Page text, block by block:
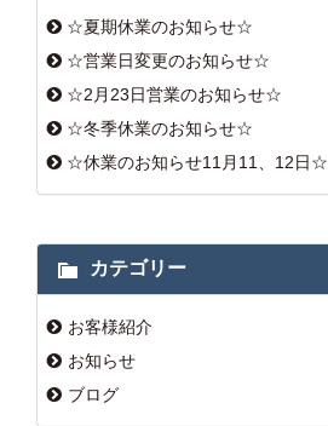
☆夏期休業のお知らせ☆
☆営業日変更のお知らせ☆
☆2月23日営業のお知らせ☆
☆冬季休業のお知らせ☆
☆休業のお知らせ11月11、12日☆
カテゴリー
お客様紹介
お知らせ
ブログ